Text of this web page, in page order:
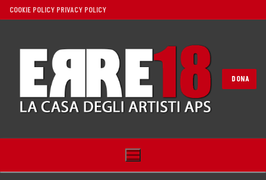
VaiCOOKIE POLICY PRIVACY POLICY
DONA